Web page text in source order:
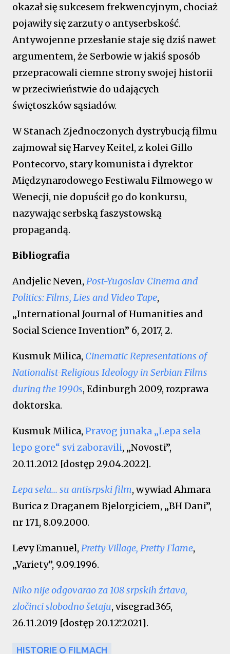
okazał się sukcesem frekwencyjnym, chociaż
pojawiły się zarzuty o antyserbskość.
Antywojenne przesłanie staje się dziś nawet
argumentem, że Serbowie w jakiś sposób
przepracowali ciemne strony swojej historii
w przeciwieństwie do udających
świętoszków sąsiadów.
W Stanach Zjednoczonych dystrybucją filmu
zajmował się Harvey Keitel, z kolei Gillo
Pontecorvo, stary komunista i dyrektor
Międzynarodowego Festiwalu Filmowego w
Wenecji, nie dopuścił go do konkursu,
nazywając serbską faszystowską
propagandą.
Bibliografia
Andjelic Neven, Post-Yugoslav Cinema and
Politics: Films, Lies and Video Tape,
„International Journal of Humanities and
Social Science Invention” 6, 2017, 2.
Kusmuk Milica, Cinematic Representations of
Nationalist-Religious Ideology in Serbian Films
during the 1990s, Edinburgh 2009, rozprawa
doktorska.
Kusmuk Milica, Pravog junaka „Lepa sela
lepo gore“ svi zaboravili, „Novosti”,
20.11.2012 [dostęp 29.04.2022].
Lepa sela... su antisrpski film, wywiad Ahmara
Burica z Draganem Bjelorgiciem, „BH Dani”,
nr 171, 8.09.2000.
Levy Emanuel, Pretty Village, Pretty Flame,
„Variety”, 9.09.1996.
Niko nije odgovarao za 108 srpskih žrtava,
zločinci slobodno šetaju, visegrad365,
26.11.2019 [dostęp 20.12.2021].
HISTORIE O FILMACH